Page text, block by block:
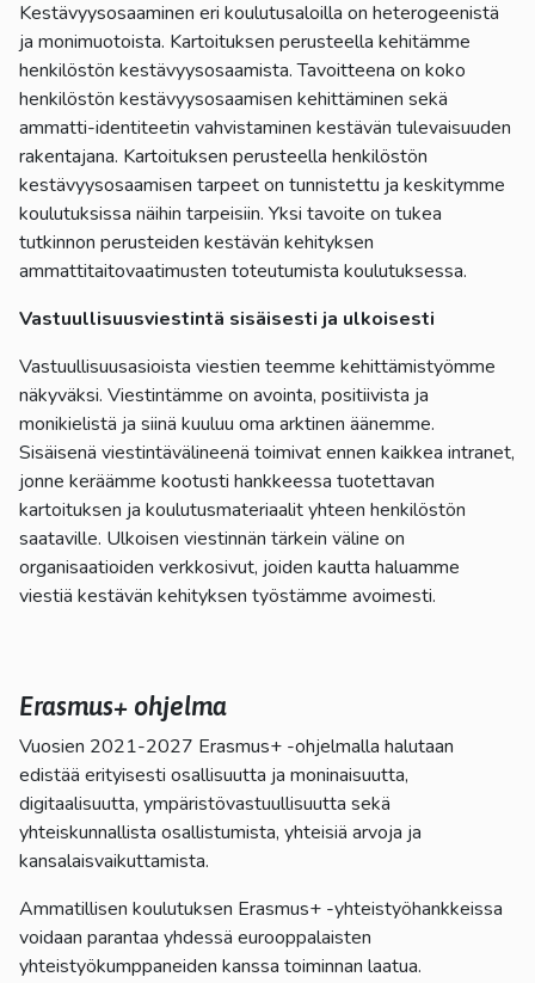
Kestävyysosaaminen eri koulutusaloilla on heterogeenistä
ja monimuotoista. Kartoituksen perusteella kehitämme
henkilöstön kestävyysosaamista. Tavoitteena on koko
henkilöstön kestävyysosaamisen kehittäminen sekä
ammatti-identiteetin vahvistaminen kestävän tulevaisuuden
rakentajana. Kartoituksen perusteella henkilöstön
kestävyysosaamisen tarpeet on tunnistettu ja keskitymme
koulutuksissa näihin tarpeisiin. Yksi tavoite on tukea
tutkinnon perusteiden kestävän kehityksen
ammattitaitovaatimusten toteutumista koulutuksessa.
Vastuullisuusviestintä sisäisesti ja ulkoisesti
Vastuullisuusasioista viestien teemme kehittämistyömme
näkyväksi. Viestintämme on avointa, positiivista ja
monikielistä ja siinä kuuluu oma arktinen äänemme.
Sisäisenä viestintävälineenä toimivat ennen kaikkea intranet,
jonne keräämme kootusti hankkeessa tuotettavan
kartoituksen ja koulutusmateriaalit yhteen henkilöstön
saataville. Ulkoisen viestinnän tärkein väline on
organisaatioiden verkkosivut, joiden kautta haluamme
viestiä kestävän kehityksen työstämme avoimesti.
Erasmus+ ohjelma
Vuosien 2021-2027 Erasmus+ -ohjelmalla halutaan
edistää erityisesti osallisuutta ja moninaisuutta,
digitaalisuutta, ympäristövastuullisuutta sekä
yhteiskunnallista osallistumista, yhteisiä arvoja ja
kansalaisvaikuttamista.
Ammatillisen koulutuksen Erasmus+ -yhteistyöhankkeissa
voidaan parantaa yhdessä eurooppalaisten
yhteistyökumppaneiden kanssa toiminnan laatua.